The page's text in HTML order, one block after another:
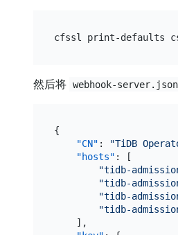
然后将 webhook-server.json
{
"CN" : "TiDB
"hosts" :
[
"tidb-
"tidb-
"tidb-
"tidb-
] ,